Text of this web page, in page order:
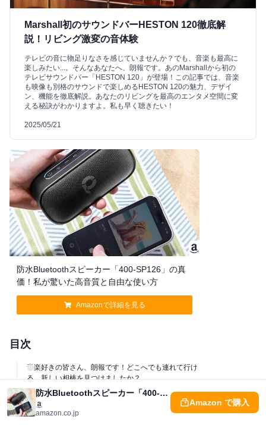
Marshall初のサウンドバーHESTON 120徹底解
説！リビング激変の音体験
テレビの音に物足りなさを感じていませんか？でも、音楽も最高に
楽しみたい...。そんなあなたへ、朗報です。あのMarshallから初の
テレビサウンドバー「HESTON 120」が登場！この記事では、音楽
も映像も別格のサウンドで楽しめるHESTON 120の魅力、デザイ
ン、機能を徹底解説。あなたのリビングを最高のエンタメ空間に変
える秘訣がわかりますよ。私も早く聴きたい！
2025/05/21
防水Bluetoothスピーカー「400-SP126」の真
価！私が驚いた高音質と自由な使い方
Amazonで詳細を見る
目次
音楽好きの皆さん、朗報です！どこへでも連れて行け
る、新しい相棒を見つけましたか？
【速報】サンワダイレクトが放つ、新感覚ポータブル
スピーカー「400-SP126」を徹底解剖！
防水Bluetoothスピーカー「400-SP126」の真価！私が驚いた高音質と自由な使い方
amazon.co.jp
Amazon で購入